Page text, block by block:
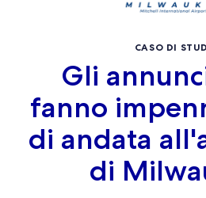
CASO DI
Gli
fanno
di andata
di